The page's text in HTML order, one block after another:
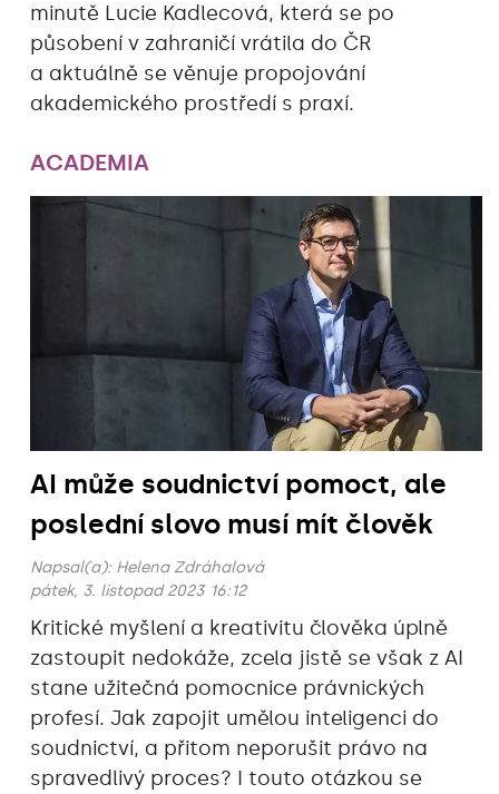
minutě Lucie Kadlecová, která se po
působení v zahraničí vrátila do ČR
a aktuálně se věnuje propojování
akademického prostředí s praxí.
ACADEMIA
AI může soudnictví pomoct, ale
poslední slovo musí mít člověk
Napsal(a): Helena Zdráhalová
pátek, 3. listopad 2023 16:12
Kritické myšlení a kreativitu člověka úplně
zastoupit nedokáže, zcela jistě se však z AI
stane užitečná pomocnice právnických
profesí. Jak zapojit umělou inteligenci do
soudnictví, a přitom neporušit právo na
spravedlivý proces? I touto otázkou se